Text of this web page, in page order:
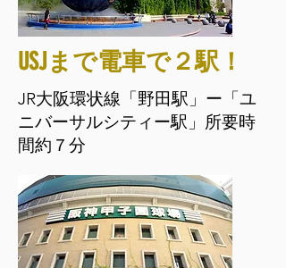
USJまで電車で２駅！
JR大阪環状線「野田駅」ー「ユ
ニバーサルシティー駅」所要時
間約７分